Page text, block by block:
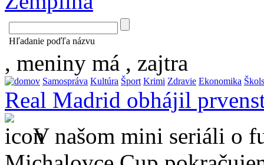
Hľadanie poďľa názvu
, meniny má , zajtra
Samospráva Kultúra Šport Krimi Zdravie Ekonomika
Real Madrid obhájil
V našom mini seriáli o